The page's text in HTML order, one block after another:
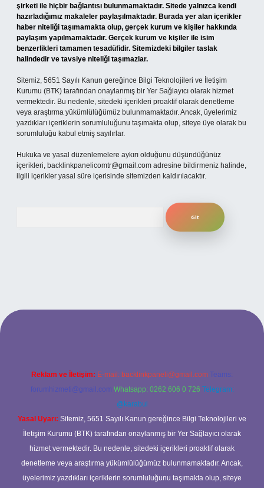
şirketi ile hiçbir bağlantısı bulunmamaktadır. Sitede yalnızca kendi
hazırladığımız makaleler paylaşılmaktadır. Burada yer alan içerikler
haber niteliği taşımamakta olup, gerçek kurum ve kişiler hakkında
paylaşım yapılmamaktadır. Gerçek kurum ve kişiler ile isim
benzerlikleri tamamen tesadüfidir. Sitemizdeki bilgiler taslak
halindedir ve tavsiye niteliği taşımazlar.
Sitemiz, 5651 Sayılı Kanun gereğince Bilgi Teknolojileri ve İletişim
Kurumu (BTK) tarafından onaylanmış bir Yer Sağlayıcı olarak hizmet
vermektedir. Bu nedenle, sitedeki içerikleri proaktif olarak denetleme
veya araştırma yükümlülüğümüz bulunmamaktadır. Ancak, üyelerimiz
yazdıkları içeriklerin sorumluluğunu taşımakta olup, siteye üye olarak bu
sorumluluğu kabul etmiş sayılırlar.
Hukuka ve yasal düzenlemelere aykırı olduğunu düşündüğünüz
içerikleri, backlinkpanelicomtr@gmail.com adresine bildirmeniz halinde,
ilgili içerikler yasal süre içerisinde sitemizden kaldırılacaktır.
bahis sitesi
Reklam ve İletişim: E-mail: backlinkpaneli@gmail.com Teams:
forumhizmeti@gmail.com Whatsapp: 0262 606 0 726 Telegram:
@karabul
Yasal Uyarı: Sitemiz, 5651 Sayılı Kanun gereğince Bilgi Teknolojileri ve
İletişim Kurumu (BTK) tarafından onaylanmış bir Yer Sağlayıcı olarak
hizmet vermektedir. Bu nedenle, sitedeki içerikleri proaktif olarak
denetleme veya araştırma yükümlülüğümüz bulunmamaktadır. Ancak,
üyelerimiz yazdıkları içeriklerin sorumluluğunu taşımakta olup, siteye